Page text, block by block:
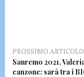
PROSSIMO ARTICOLO
Sanremo 2021,
canzone: sarà tra i